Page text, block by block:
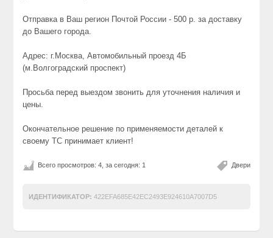
Отправка в Ваш регион Почтой России - 500 р. за доставку
до Вашего города.
Адрес: г.Москва, Автомобильный проезд 4Б
(м.Волгоградский проспект)
Просьба перед выездом звонить для уточнения наличия и
цены.
Окончательное решение по применяемости деталей к
своему ТС принимает клиент!
Двери
Всего просмотров: 4, за сегодня: 1
ИДЕНТИФИКАТОР: 422EFA685E42EC2493E924610A7007D5